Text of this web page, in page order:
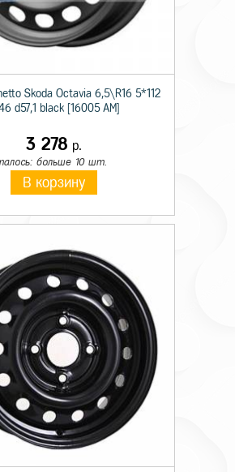
Skoda Octavia 6,5\R16 5*112
d57,1 black [16005 AM]
3 278 р.
больше 10 шт.
В корзину